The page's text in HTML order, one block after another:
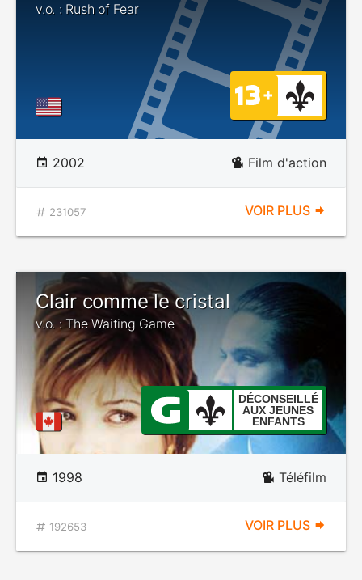
v.o. : Rush of Fear
2002 Film d'action
231057 VOIR PLUS
Clair comme le cristal
v.o. : The Waiting Game
DÉCONSEILLÉ
AUX JEUNES
ENFANTS
1998 Téléfilm
192653 VOIR PLUS